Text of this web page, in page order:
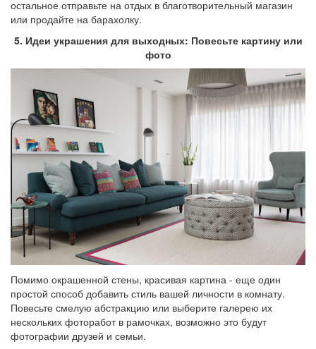
остальное отправьте на отдых в благотворительный магазин
или продайте на барахолку.
5. Идеи украшения для выходных: Повесьте картину или
фото
Помимо окрашенной стены, красивая картина - еще один
простой способ добавить стиль вашей личности в комнату.
Повесьте смелую абстракцию или выберите галерею их
нескольких фоторабот в рамочках, возможно это будут
фотографии друзей и семьи.